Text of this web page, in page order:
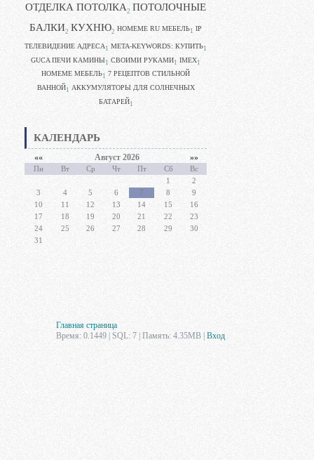
ОТДЕЛКА ПОТОЛКА2 ПОТОЛОЧНЫЕ
БАЛКИ2 КУХНЮ2 HOMEME RU МЕБЕЛЬ1 IP
ТЕЛЕВИДЕНИЕ АДРЕСА 1 META-KEYWORDS: КУПИТЬ1
GUCA ПЕЧИ КАМИНЫ1 CВОИМИ РУКАМИ1 IMEX1
HOMEME МЕБЕЛЬ1 7 РЕЦЕПТОВ СТИЛЬНОЙ
ВАННОЙ1 АККУМУЛЯТОРЫ ДЛЯ СОЛНЕЧНЫХ
БАТАРЕЙ1
КАЛЕНДАРЬ
«« Август 2026 »»
Пн Вт Ср Чт Пт Сб
Вс
1
2
3
4 5 6 7 8
9
10
11 12 13 14 15
16
17
18 19 20 21 22
23
24
25 26 27 28 29
30
31
Главная страница
Время: 0.1449 | SQL: 7 | Память: 4.35MB Вход